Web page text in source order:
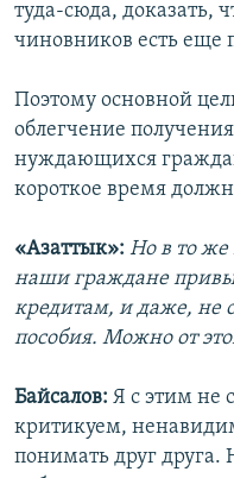
туда-сюда, доказать,
чиновников есть еще
Поэтому основной
облегчение
нуждающихся
короткое время
«Азаттык»: Но в то же
наши граждане
кредитам, и даже, не
пособия. Можно от
Байсалов: Я с этим не
критикуем,
понимать друг